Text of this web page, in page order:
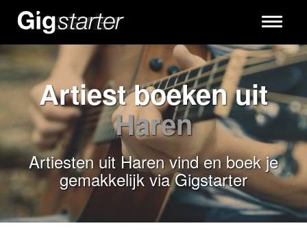
Toggle
Artiest boeken uit
Haren
Artiesten uit Haren vind en boek je
gemakkelijk via Gigstarter